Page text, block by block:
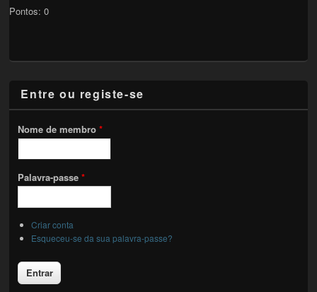
Pontos: 0
Entre ou registe-se
Nome de membro*
Palavra-passe*
Criar conta
Esqueceu-se da sua palavra-passe?